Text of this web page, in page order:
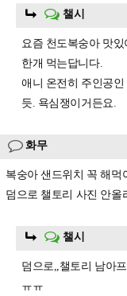
챌시
요즘 천도복숭아 맛있
한개 먹는답니다.
애니 온전히 주인공
듯. 욕심쟁이거든요.
화무
복숭아 샌드위치 꼭 해먹
덤으로 챌토리 사진 안올
챌시
덤으로,,챌토리 남아
ㅠㅠ